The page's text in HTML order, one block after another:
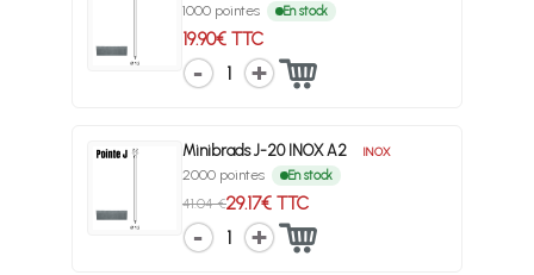
1000 pointes En stock
19.90€ TTC
1
Minibrads J-20 INOX A2 INOX
2000 pointes En stock
41.04 €29.17€ TTC
1